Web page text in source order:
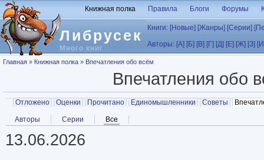
Перейти к основному содержанию
Либрусек
Много книг
Книжная полка Правила Блоги Форумы
Книги: [Новые] [Жанры] [Серии]
Авторы: [А] [Б] [В] [Г] [Д] [Е] [Ж] [З]
Вы здесь
Главная » Книжная полка » Впечатления обо всём
Впечатления обо
Главные вкладки
Отложено Оценки Прочитано Единомышленники Советы
Вторичные вкладки
Авторы Серии Все
13.06.2026